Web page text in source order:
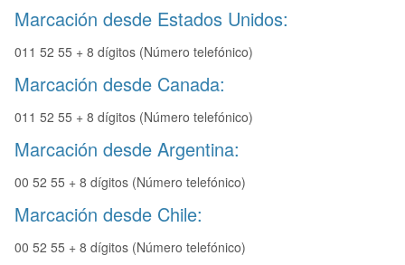
Marcación desde Estados Unidos:
011 52 55 + 8 dígitos (Número telefónico)
Marcación desde Canada:
011 52 55 + 8 dígitos (Número telefónico)
Marcación desde Argentina:
00 52 55 + 8 dígitos (Número telefónico)
Marcación desde Chile:
00 52 55 + 8 dígitos (Número telefónico)